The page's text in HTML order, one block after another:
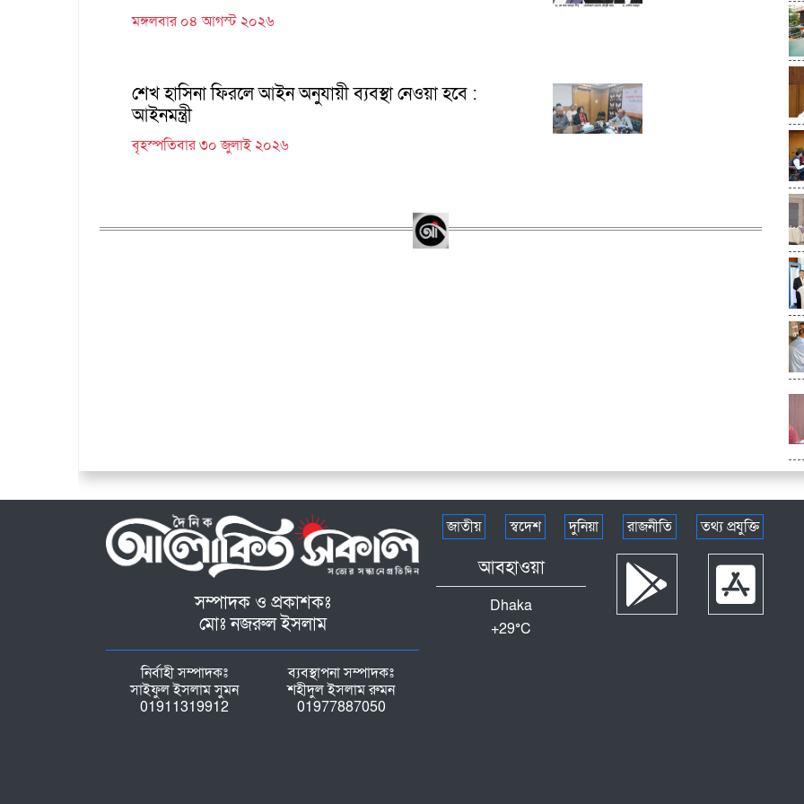
মঙ্গলবার ০৪ আগস্ট ২০২৬
শেখ হাসিনা ফিরলে আইন অনুযায়ী ব্যবস্থা নেওয়া হবে :
আইনমন্ত্রী
বৃহস্পতিবার ৩০ জুলাই ২০২৬
সম্পাদক ও প্রকাশকঃ
মোঃ নজরুল ইসলাম
নির্বাহী সম্পাদকঃ
সাইফুল ইসলাম সুমন
01911319912
ব্যবস্থাপনা সম্পাদকঃ
শহীদুল ইসলাম রুমন
01977887050
জাতীয় স্বদেশ দুনিয়া রাজনীতি তথ্য প্রযুক্তি
আবহাওয়া
Dhaka
+29°C